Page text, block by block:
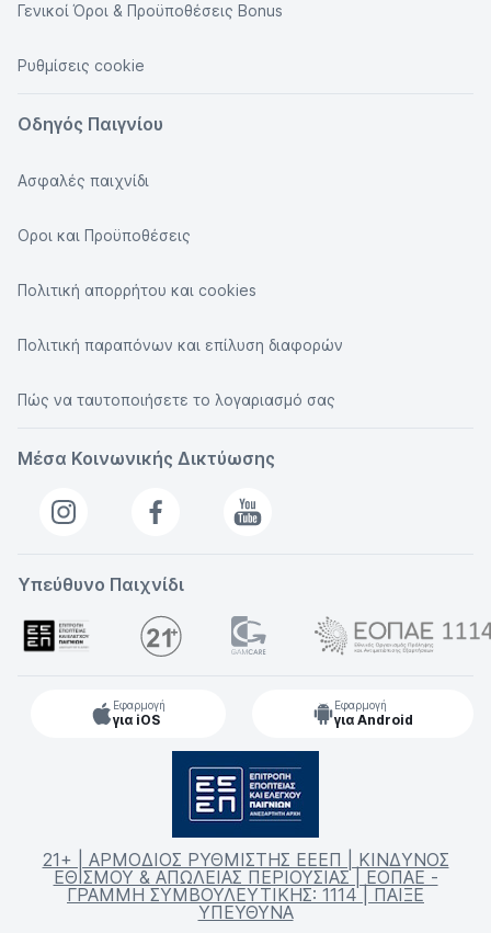
Γενικοί Όροι & Προϋποθέσεις Bonus
Ρυθμίσεις cookie
Οδηγός Παιγνίου
Ασφαλές παιχνίδι
Οροι και Προϋποθέσεις
Πολιτική απορρήτου και cookies
Πολιτική παραπόνων και επίλυση διαφορών
Πώς να ταυτοποιήσετε το λογαριασμό σας
Μέσα Κοινωνικής Δικτύωσης
Υπεύθυνο Παιχνίδι
Εφαρμογή
για iOS
Εφαρμογή
για Android
21+ | ΑΡΜΟΔΙΟΣ ΡΥΘΜΙΣΤΗΣ ΕΕΕΠ | ΚΙΝΔΥΝΟΣ
ΕΘΙΣΜΟΥ & ΑΠΩΛΕΙΑΣ ΠΕΡΙΟΥΣΙΑΣ | ΕΟΠΑΕ -
ΓΡΑΜΜΗ ΣΥΜΒΟΥΛΕΥΤΙΚΗΣ: 1114 | ΠΑΙΞΕ
ΥΠΕΥΘΥΝΑ